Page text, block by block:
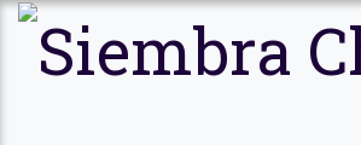
Ir al contenido